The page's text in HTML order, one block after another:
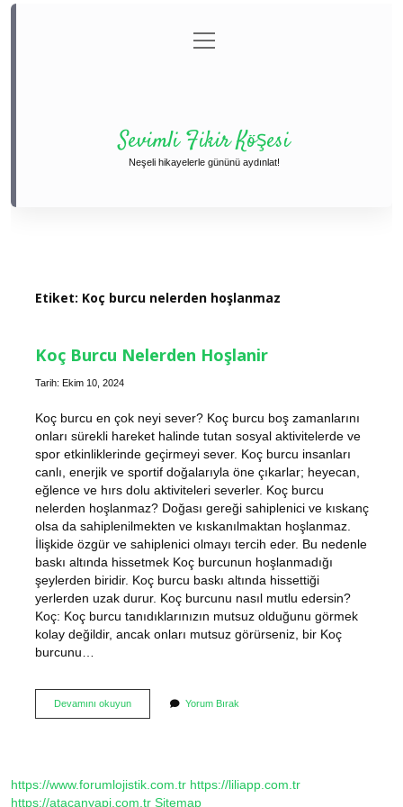
Gizlilik Politikası
menüyü
aç
Sevimli Fikir Köşesi
Neşeli hikayelerle gününü aydınlat!
Etiket: Koç burcu nelerden hoşlanmaz
Koç Burcu Nelerden Hoşlanir
Tarih: Ekim 10, 2024
Koç burcu en çok neyi sever? Koç burcu boş zamanlarını
onları sürekli hareket halinde tutan sosyal aktivitelerde ve
spor etkinliklerinde geçirmeyi sever. Koç burcu insanları
canlı, enerjik ve sportif doğalarıyla öne çıkarlar; heyecan,
eğlence ve hırs dolu aktiviteleri severler. Koç burcu
nelerden hoşlanmaz? Doğası gereği sahiplenici ve kıskanç
olsa da sahiplenilmekten ve kıskanılmaktan hoşlanmaz.
İlişkide özgür ve sahiplenici olmayı tercih eder. Bu nedenle
baskı altında hissetmek Koç burcunun hoşlanmadığı
şeylerden biridir. Koç burcu baskı altında hissettiği
yerlerden uzak durur. Koç burcunu nasıl mutlu edersin?
Koç: Koç burcu tanıdıklarınızın mutsuz olduğunu görmek
kolay değildir, ancak onları mutsuz görürseniz, bir Koç
burcunu…
Devamını okuyunKoç
Burcu
Yorum Bırak
https://www.forumlojistik.com.tr https://liliapp.com.tr
https://atacanyapi.com.tr Sitemap